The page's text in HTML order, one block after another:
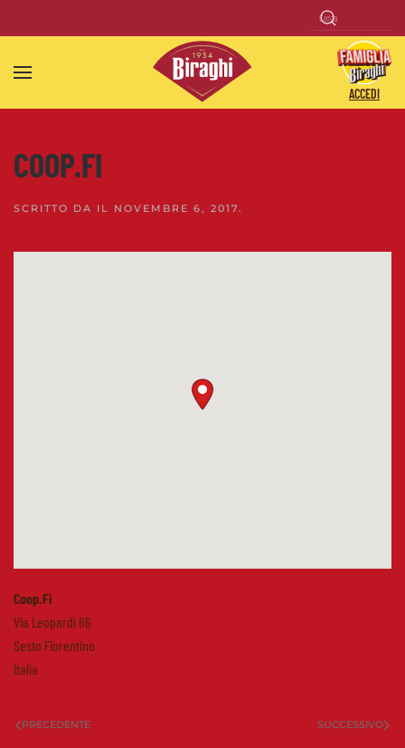
Skip to main content
ACCEDI
COOP.FI
SCRITTO DA IL NOVEMBRE 6, 2017.
Coop.Fi
Via Leopardi 66
Sesto Fiorentino
Italia
PRECEDENTE SUCCESSIVO